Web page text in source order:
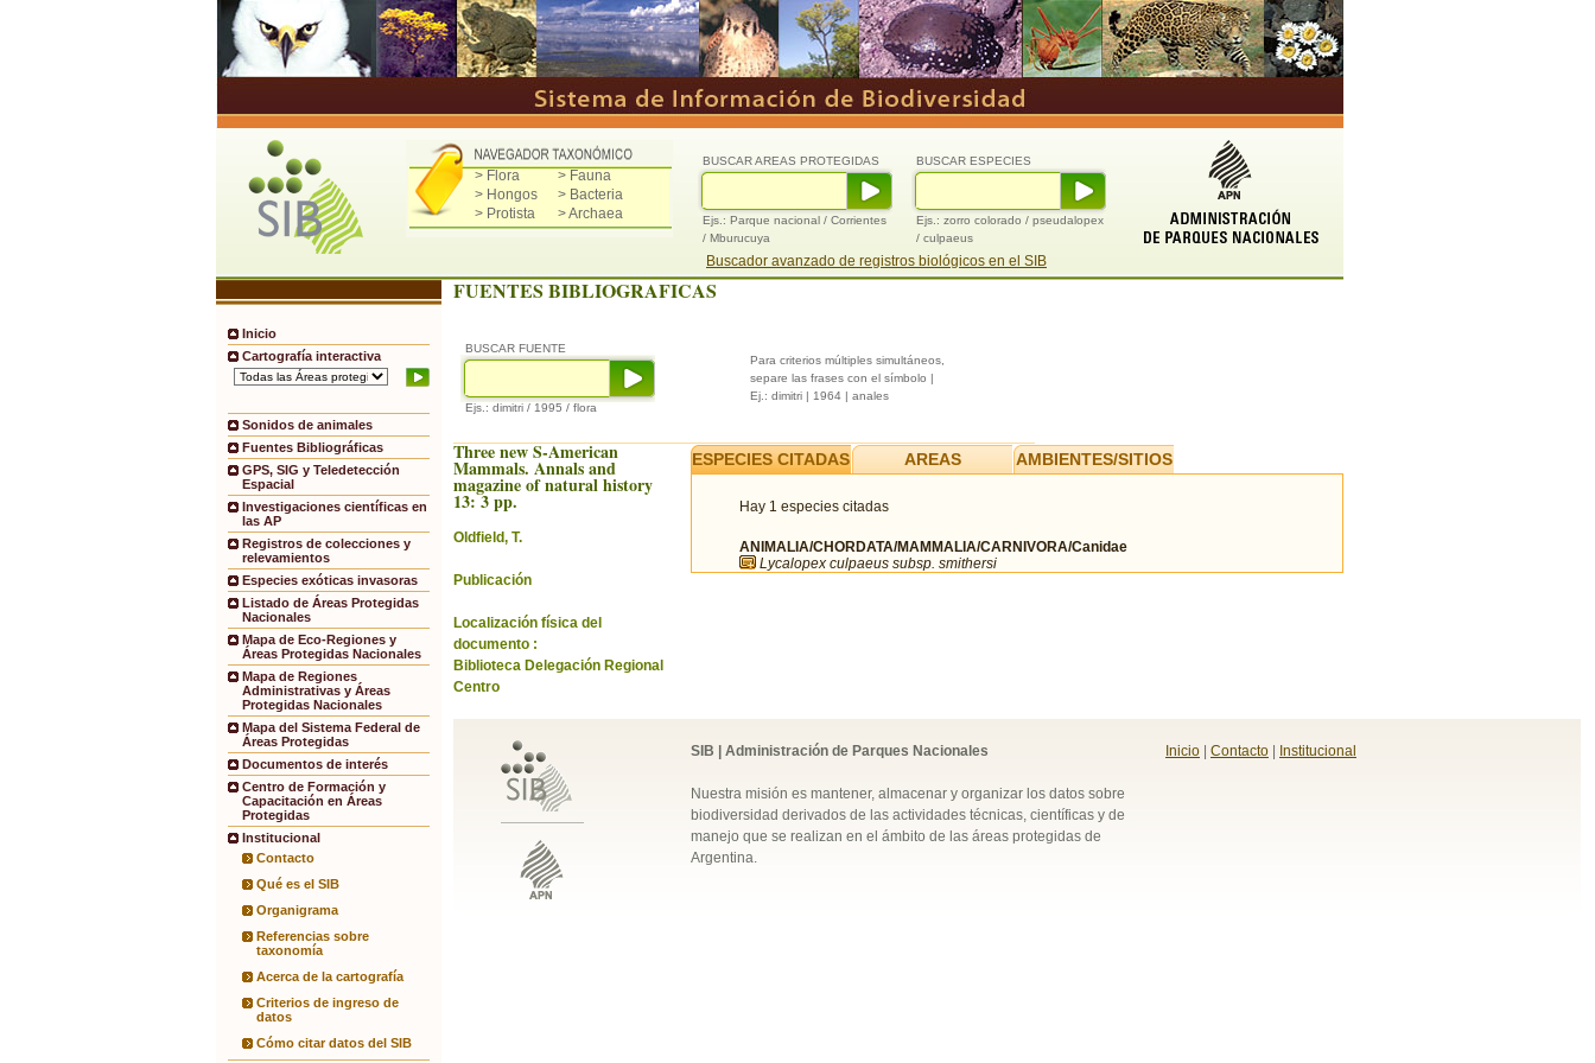
> Flora
> Fauna
> Hongos
> Bacteria
> Protista
> Archaea
BUSCAR ESPECIES
Ejs.: zorro colorado / pseudalopex
/ culpaeus
BUSCAR AREAS PROTEGIDAS
Ejs.: Parque nacional / Corrientes
/ Mburucuya
Buscador avanzado de registros biológicos en el SIB
Inicio
Cartografía interactiva
Sonidos de animales
Fuentes Bibliográficas
GPS, SIG y Teledetección
Espacial
Investigaciones científicas en
las AP
Registros de colecciones y
relevamientos
Especies exóticas invasoras
Listado de Áreas Protegidas
Nacionales
Mapa de Eco-Regiones y
Áreas Protegidas Nacionales
Mapa de Regiones
Administrativas y Áreas
Protegidas Nacionales
Mapa del Sistema Federal de
Áreas Protegidas
Documentos de interés
Centro de Formación y
Capacitación en Áreas
Protegidas
Institucional
Contacto
Qué es el SIB
Organigrama
Referencias sobre
taxonomía
Acerca de la cartografía
Criterios de ingreso de
datos
Cómo citar datos del SIB
FUENTES BIBLIOGRAFICAS
BUSCAR FUENTE
Ejs.: dimitri / 1995 / flora
Para criterios múltiples simultáneos,
separe las frases con el símbolo |
Ej.: dimitri | 1964 | anales
Three new S-American
Mammals. Annals and
magazine of natural history
13: 3 pp.
Oldfield, T.
Publicación
Localización física del
documento :
Biblioteca Delegación Regional
Centro
ESPECIES CITADAS AREAS AMBIENTES/SITIOS
Hay 1 especies citadas
ANIMALIA/CHORDATA/MAMMALIA/CARNIVORA/Canidae
Lycalopex culpaeus subsp. smithersi
SIB | Administración de Parques Nacionales
Nuestra misión es mantener, almacenar y organizar los datos sobre
biodiversidad derivados de las actividades técnicas, científicas y de
manejo que se realizan en el ámbito de las áreas protegidas de
Argentina.
Inicio Contacto Institucional